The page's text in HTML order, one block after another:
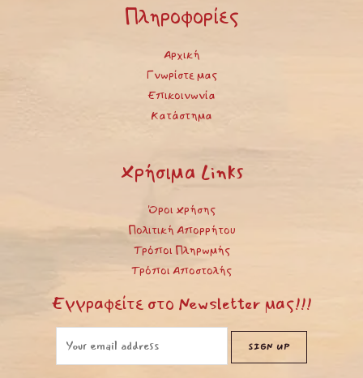
Πληροφορίες
Αρχική
Γνωρίστε μας
Επικοινωνία
Κατάστημα
Χρήσιμα Links
Όροι Χρήσης
Πολιτική Απορρήτου
Τρόποι Πληρωμής
Τρόποι Αποστολής
Εγγραφείτε στο Newsletter μας!!!